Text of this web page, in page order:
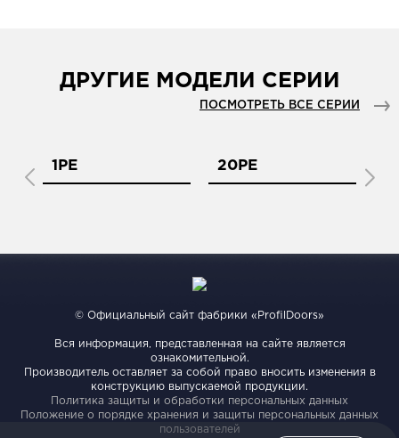
ДРУГИЕ МОДЕЛИ СЕРИИ
ПОСМОТРЕТЬ ВСЕ СЕРИИ
1PE 20PE
© Официальный сайт фабрики «ProfilDoors»
Вся информация, представленная на сайте является
ознакомительной.
Производитель оставляет за собой право вносить изменения в
конструкцию выпускаемой продукции.
Политика защиты и обработки персональных данных
Положение о порядке хранения и защиты персональных данных
пользователей